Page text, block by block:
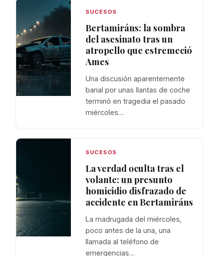
SUCESOS
Bertamiráns: la sombra
del asesinato tras un
atropello que estremeció
Ames
Una discusión aparentemente
banal por unas llantas de coche
terminó en tragedia el pasado
miércoles…
SUCESOS
La verdad oculta tras el
volante: un presunto
homicidio disfrazado de
accidente en Bertamiráns
La madrugada del miércoles,
poco antes de la una, una
llamada al teléfono de
emergencias…